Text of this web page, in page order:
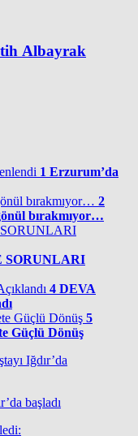
Albayrak
1 Erzurum’da
2
bırakmıyor…
SORUNLARI
4 DEVA
5
Güçlü Dönüş
başladı